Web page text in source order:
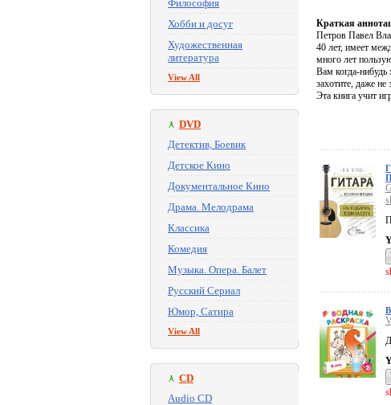
Философия
Хобби и досуг
Художественная
литература
View All
DVD
Детектив, Боевик
Детское Кино
Документальное Кино
Драма. Мелодрама
Классика
Комедия
Музыка. Опера. Балет
Русский Сериал
Юмор, Сатира
View All
CD
Audio CD
Краткая
Петров Павел
40 лет, имеет
много лет
Вам когда-нибудь
захотите, даже
Эта книга учит